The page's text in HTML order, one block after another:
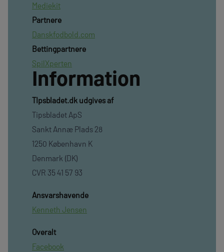
Mediekit
Partnere
Danskfodbold.com
Bettingpartnere
SpilXperten
Information
TIpsbladet.dk udgives af
Tipsbladet ApS
Sankt Annæ Plads 28
1250 København K
Denmark (DK)
CVR 35 41 57 93
Ansvarshavende
Kenneth Jensen
Overalt
Facebook